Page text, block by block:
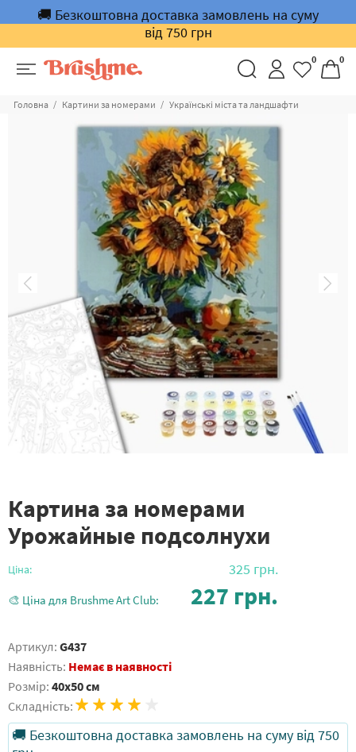
🚚 Безкоштовна доставка замовлень на суму
від 750 грн
0 0
Головна Картини за номерами Українські міста та ландшафти
Картина за номерами
Урожайные подсолнухи
Ціна: 325 грн.
🎨 Ціна для Brushme Art Club: 227 грн.
Артикул: G437
Наявність: Немає в наявності
Розмір: 40x50 см
Складність:
🚚 Безкоштовна доставка замовлень на суму від 750